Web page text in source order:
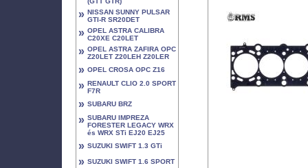
» NISSAN SUNNY PULSAR
GTI-R SR20DET
» OPEL ASTRA CALIBRA
C20XE C20LET
» OPEL ASTRA ZAFIRA OPC
Z20LET Z20LEH Z20LER
» OPEL CROSA OPC Z16
» RENAULT CLIO 2.0 SPORT
F7R
» SUBARU BRZ
» SUBARU IMPREZA
FORESTER LEGACY WRX
és WRX STi EJ20 EJ25
» SUZUKI SWIFT 1.3 GTi
» SUZUKI SWIFT 1.6 SPORT